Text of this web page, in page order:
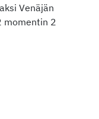
Venäjän
momentin 2